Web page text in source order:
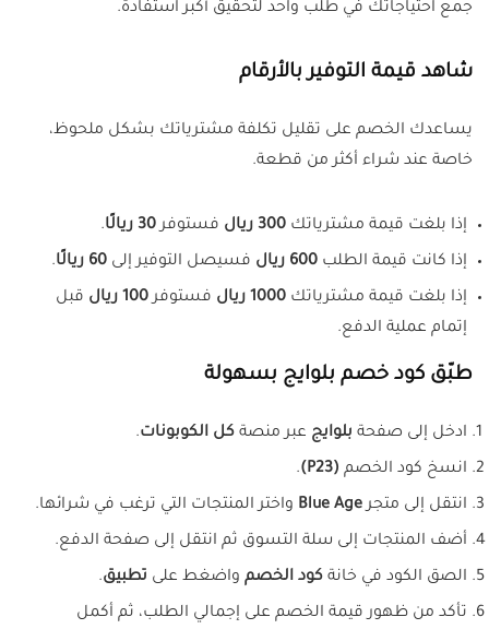
جمع احتياجاتك في طلب واحد لتحقيق أكبر استفادة.
شاهد قيمة التوفير بالأرقام
يساعدك الخصم على تقليل تكلفة مشترياتك بشكل ملحوظ،
خاصة عند شراء أكثر من قطعة.
إذا بلغت قيمة مشترياتك 300 ريال فستوفر30 ريالًا .
إذا كانت قيمة الطلب 600 ريال فسيصل التوفير إلى 60 ريالًا .
إذا بلغت قيمة مشترياتك 1000 ريال فستوفر100 ريال
قبل
إتمام عملية الدفع.
طبّق كود خصم بلوايج بسهولة
ادخل إلى صفحة بلوايج عبر منصة كل الكوبونات.
انسخ كود الخصم (P23)
.
انتقل إلى متجرBlue Age واختر المنتجات التي ترغب في شرائها.
أضف المنتجات إلى سلة التسوق ثم انتقل إلى صفحة الدفع.
الصق الكود في خانة كود الخصم واضغط على تطبيق.
تأكد من ظهور قيمة الخصم على إجمالي الطلب، ثم أكمل